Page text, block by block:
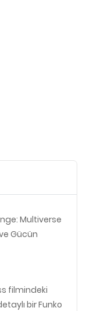
Multiverse
Gücün
filmindeki
bir Funko